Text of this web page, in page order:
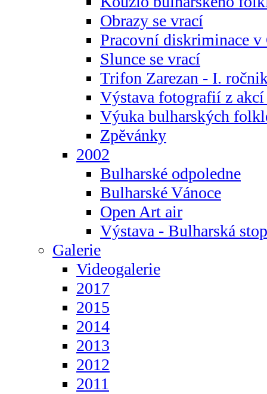
Obrazy se vrací
Pracovní diskriminace
Slunce se vrací
Trifon Zarezan - I.
Výstava fotografií z akcí
Výuka bulharských
Zpěvánky
2002
Bulharské odpoledne
Bulharské Vánoce
Open Art air
Výstava - Bulharská
Galerie
Videogalerie
2017
2015
2014
2013
2012
2011